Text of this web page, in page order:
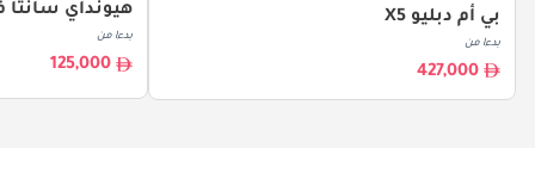
بي أم دبليو X5
بدءا من
427,000
هيونداي سانتا
بدءا من
125,000